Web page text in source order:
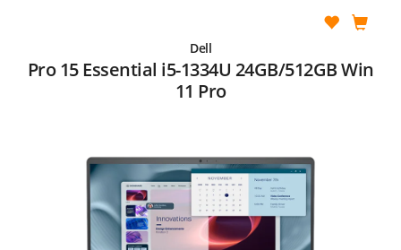
Dell
Pro 15 Essential i5-1334U 24GB/512GB Win
11 Pro